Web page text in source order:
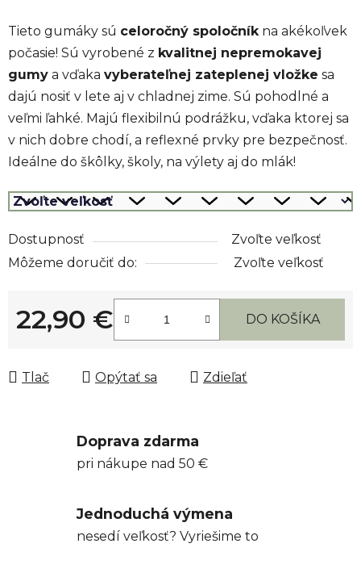
Tieto gumáky sú celoročný spoločník na akékoľvek
počasie! Sú vyrobené z kvalitnej nepremokavej
gumy a vďaka vyberateľnej zateplenej vložke sa
dajú nosiť v lete aj v chladnej zime. Sú pohodlné a
veľmi ľahké. Majú flexibilnú podrážku, vďaka ktorej sa
v nich dobre chodí, a reflexné prvky pre bezpečnosť.
Ideálne do škôlky, školy, na výlety aj do mlák!
Dostupnosť
Zvoľte veľkosť
Môžeme doručiť do:
Zvoľte veľkosť
22,90 €
Jednotková cena:
DO KOŠÍKA
Tlač Opýtať sa Zdieľať
Doprava zdarma
pri nákupe nad 50 €
Jednoduchá výmena
nesedí veľkosť? Vyriešime to